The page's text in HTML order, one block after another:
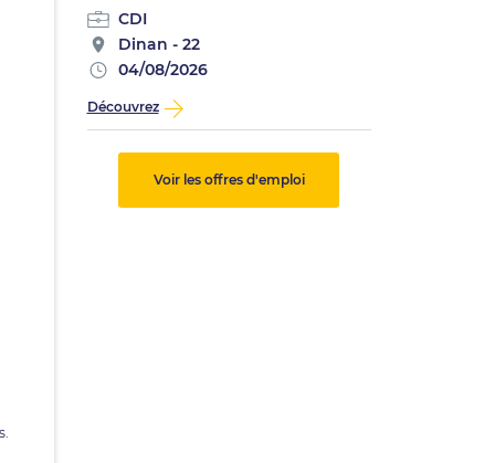
CDI
Dinan - 22
04/08/2026
Découvrez
Voir les offres d'emploi